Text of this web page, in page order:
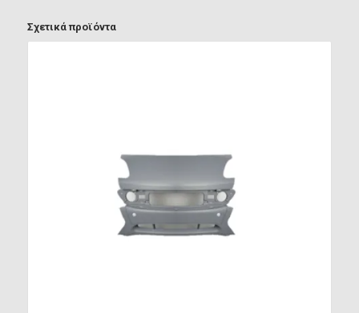
Σχετικά προϊόντα